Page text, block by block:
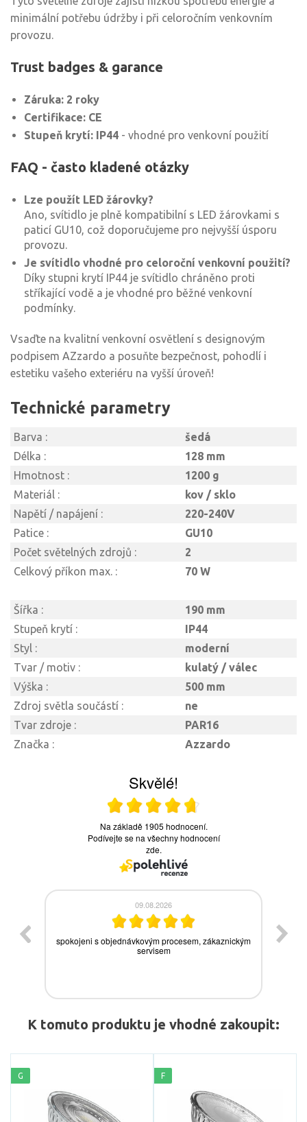
minimální potřebu údržby i při celoročním venkovním
provozu.
Trust badges & garance
Záruka: 2 roky
Certifikace: CE
Stupeň krytí: IP44 - vhodné pro venkovní použití
FAQ - často kladené otázky
Lze použít LED žárovky?
Ano, svítidlo je plně kompatibilní s LED žárovkami s
paticí GU10, což doporučujeme pro nejvyšší úsporu
provozu.
Je svítidlo vhodné pro celoroční venkovní použití?
Díky stupni krytí IP44 je svítidlo chráněno proti
stříkající vodě a je vhodné pro běžné venkovní
podmínky.
Vsaďte na kvalitní venkovní osvětlení s designovým
podpisem AZzardo a posuňte bezpečnost, pohodlí i
estetiku vašeho exteriéru na vyšší úroveň!
Technické parametry
Barva :
šedá
Délka :
128 mm
Hmotnost :
1200 g
Materiál :
kov / sklo
Napětí / napájení :
220-240V
Patice :
GU10
Počet světelných zdrojů :
2
Celkový příkon max. :
70 W
Šířka :
190 mm
Stupeň krytí :
IP44
Styl :
moderní
Tvar / motiv :
kulatý / válec
Výška :
500 mm
Zdroj světla součástí :
ne
Tvar zdroje :
PAR16
Značka :
Azzardo
K tomuto produktu je vhodné zakoupit:
G F